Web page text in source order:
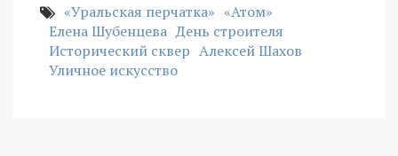
«Уральская перчатка» «Атом»
Елена Шубенцева День строителя
Исторический сквер Алексей Шахов
Уличное искусство